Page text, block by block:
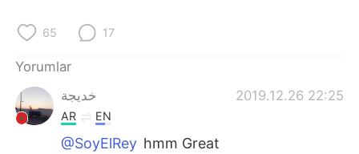
العربية
Deutsch 日本語
65 17
Yorumlar
خديجة
2019.12.26 22:25
AR EN
@SoyElRey hmm Great